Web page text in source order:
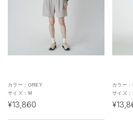
カラー： GREY
サイズ： M
¥13,860
カラー：
サイズ：